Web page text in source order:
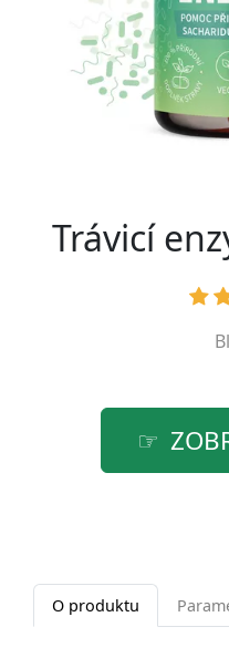
Trávicí
O produktu